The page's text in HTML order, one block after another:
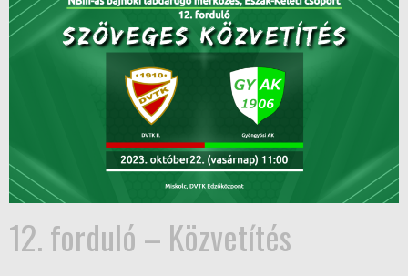
12. forduló – Közvetítés